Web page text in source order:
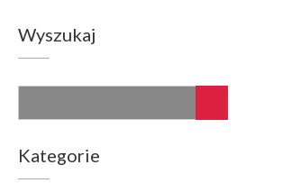
Wyszukaj
Kategorie